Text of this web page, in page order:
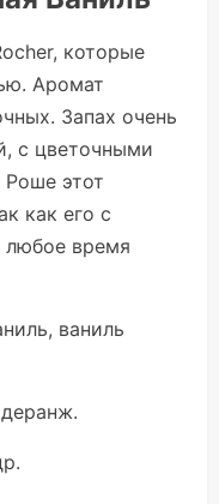
которые
Аромат
Запах очень
с цветочными
этот
как его с
любое время
ваниль